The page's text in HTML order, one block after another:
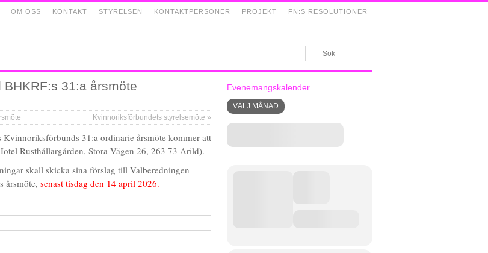
FN:S RESOLUTIONER
PROJEKT
KONTAKTPERSONER
STYRELSEN
KONTAKT
OM OSS
31:a årsmöte
Kvinnoriksförbundets styrelsemöte »
Kvinnoriksförbunds 31:a ordinarie årsmöte kommer att
Rusthållargården, Stora Vägen 26, 263 73 Arild).
skall skicka sina förslag till Valberedningen
årsmöte, senast tisdag den 14 april 2026.
Evenemangskalender
VÄLJ MÅNAD